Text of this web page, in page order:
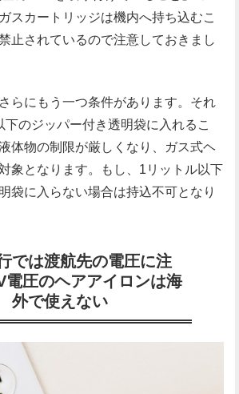
スカートリッジは機内へ持ち込むこ
止されているので注意しておきまし
らにもう一つ条件があります。それ
下のジッパー付き透明袋に入れるこ
体物の制限が厳しくなり、ガス式ヘ
象となります。もし、1リットル以下
袋に入らない場合は持込不可となり
では渡航先の電圧に注
電圧のヘアアイロンは海
外で使えない